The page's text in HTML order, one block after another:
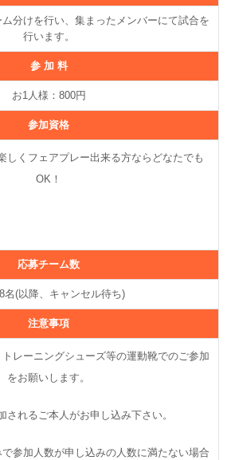
分けを行い、集まったメンバーにて試合を
行います。
参 加 料
お1人様：800円
参加資格
しくフェアプレー出来る方ならどなたでも
OK！
応募チーム数
名(以降、キャンセル待ち)
注意事項
レーニングシューズ等の運動靴でのご参加
をお願いします。
されるご本人がお申し込み下さい。
参加人数が申し込みの人数に満たない場合